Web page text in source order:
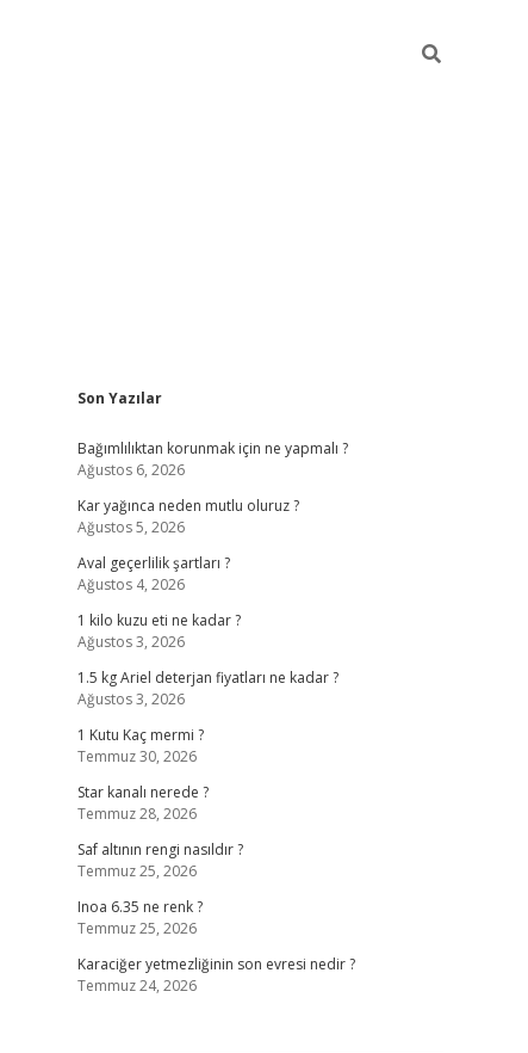
Sidebar
Son Yazılar
Bağımlılıktan korunmak için ne yapmalı ?
Ağustos 6, 2026
Kar yağınca neden mutlu oluruz ?
Ağustos 5, 2026
Aval geçerlilik şartları ?
Ağustos 4, 2026
1 kilo kuzu eti ne kadar ?
Ağustos 3, 2026
1.5 kg Ariel deterjan fiyatları ne kadar ?
Ağustos 3, 2026
1 Kutu Kaç mermi ?
Temmuz 30, 2026
Star kanalı nerede ?
Temmuz 28, 2026
Saf altının rengi nasıldır ?
Temmuz 25, 2026
Inoa 6.35 ne renk ?
Temmuz 25, 2026
Karaciğer yetmezliğinin son evresi nedir ?
Temmuz 24, 2026